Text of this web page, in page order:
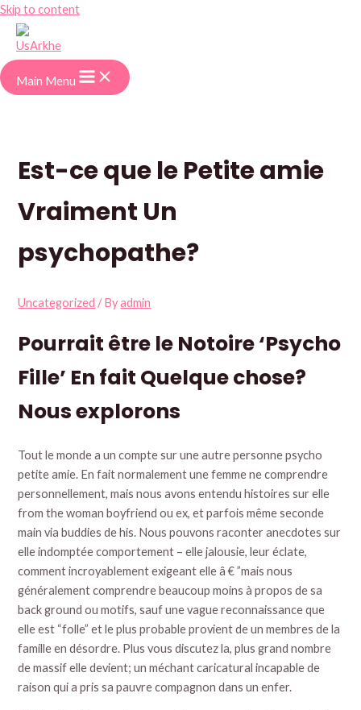
Skip to content
Main Menu
Est-ce que le Petite amie
Vraiment Un
psychopathe?
Uncategorized / Byadmin
Pourrait être le Notoire ‘Psycho
Fille’ En fait Quelque chose?
Nous explorons
Tout le monde a un compte sur une autre personne psycho
petite amie. En fait normalement une femme ne comprendre
personnellement, mais nous avons entendu histoires sur elle
from the woman boyfriend ou ex, et parfois même seconde
main via buddies de his. Nous pouvons raconter anecdotes sur
elle indomptée comportement – elle jalousie, leur éclate,
comment incroyablement exigeant elle â € ”mais nous
généralement comprendre beaucoup moins à propos de sa
back ground ou motifs, sauf une vague reconnaissance que
elle est “folle” et le plus probable provient de un membres de la
famille en désordre. Plus vous discutez la, plus grand nombre
de massif elle devient; un méchant caricatural incapable de
raison qui a pris sa pauvre compagnon dans un enfer.